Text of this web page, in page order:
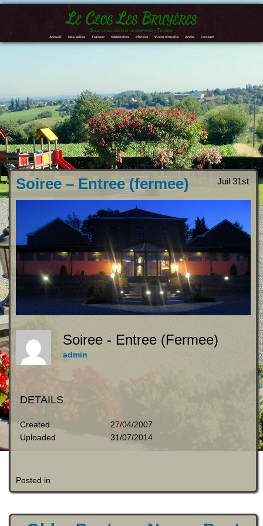
Le Clos Les Bruyères
Salle de banquets et de séminaires – Traiteur
Accueil Nos salles Traiteur Séminaires Photos Visite virtuelle Accès Contact
Juil 31st
Soiree – Entree (fermee)
Soiree - Entree (fermee)
admin
DETAILS
Created
27/04/2007
Uploaded
31/07/2014
Posted in